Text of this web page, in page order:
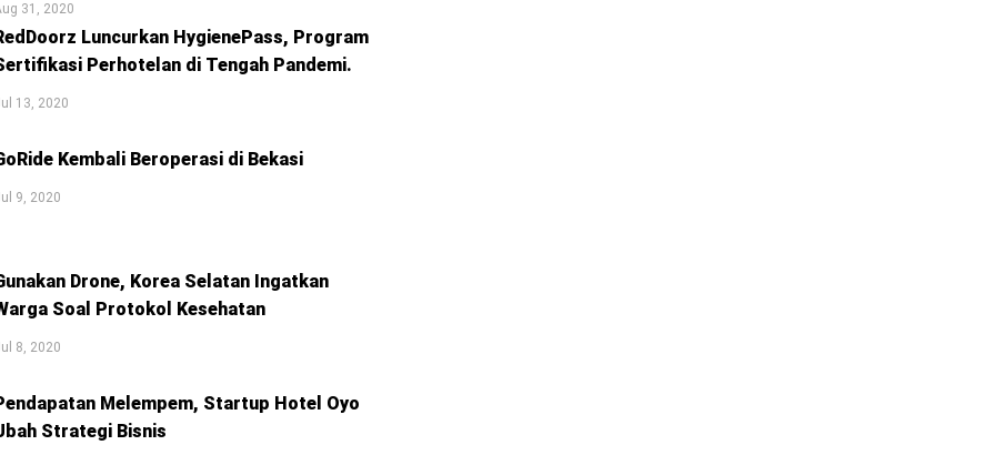
31, 2020
Luncurkan HygienePass, Program
Perhotelan di Tengah Pandemi.
13, 2020
Kembali Beroperasi di Bekasi
9, 2020
Drone, Korea Selatan Ingatkan
Soal Protokol Kesehatan
8, 2020
Melempem, Startup Hotel Oyo
Strategi Bisnis